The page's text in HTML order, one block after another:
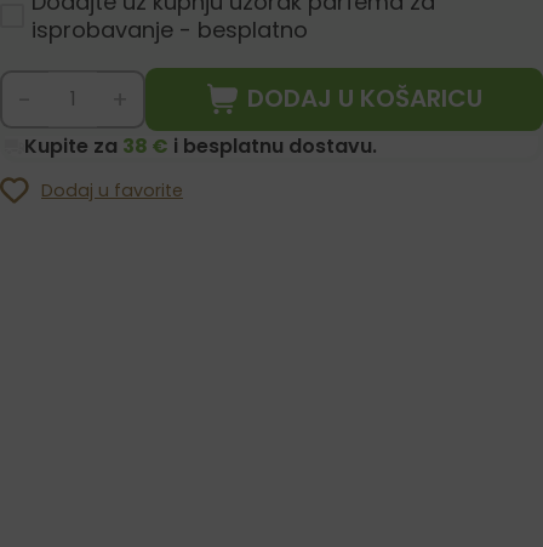
isprobavanje - besplatno
DODAJ U KOŠARICU
Kupite za 38 € i besplatnu dostavu.
Dodaj u favorite